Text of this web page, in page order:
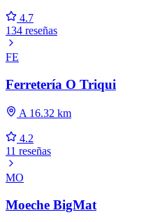
4.7
134 reseñas
FE
Ferretería O Triqui
A 16.32 km
4.2
11 reseñas
MO
Moeche BigMat